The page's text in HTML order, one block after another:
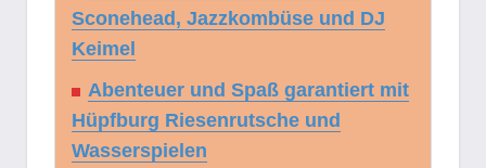
Sconehead, Jazzkombüse und DJ
Keimel
Abenteuer und Spaß garantiert mit
Hüpfburg Riesenrutsche und
Wasserspielen